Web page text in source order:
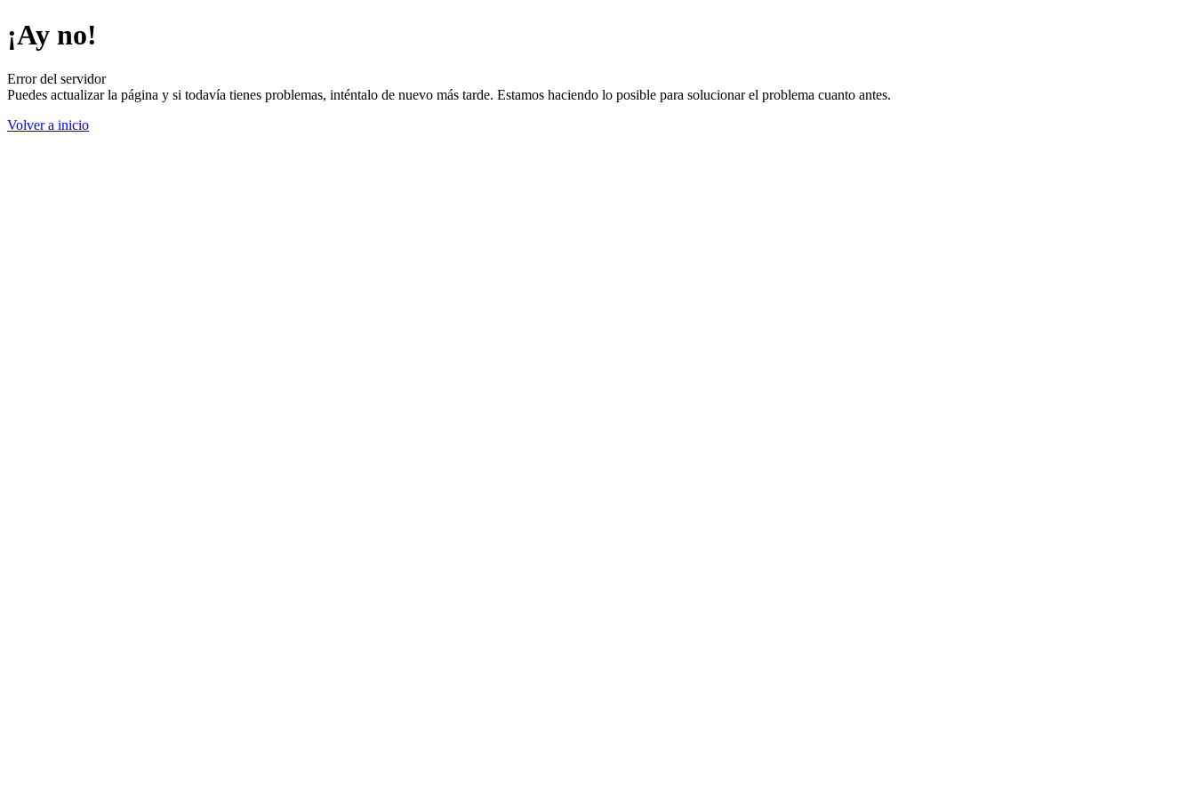
¡Ay no!
Error del servidor
Puedes actualizar la página y si todavía tienes problemas, inténtalo de nuevo más tarde. Estamos haciendo lo posible para solucionar el problema cuanto antes.
Volver a inicio